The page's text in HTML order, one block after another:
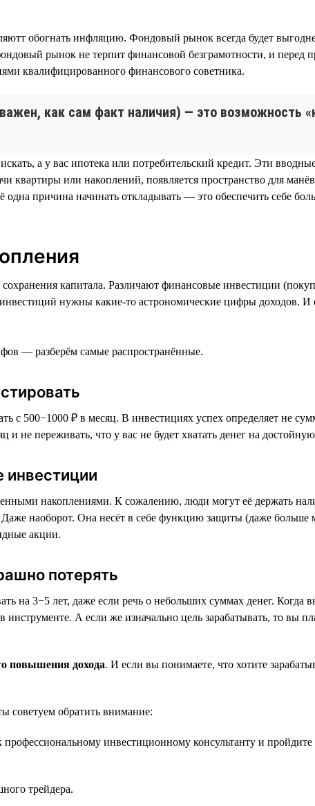
обогнать инфляцию. Фондовый рынок всегда будет
рынок не терпит финансовой безграмотности, и
квалифицированного финансового советника.
как сам факт наличия) — это возможность
а у вас ипотека или потребительский кредит. Эти
квартиры или накоплений, появляется пространство для
причина начинать откладывать — это обеспечить себе
капитала. Различают финансовые инвестиции
нужны какие-то астрономические цифры доходов. И
— разберём самые распространённые.
500−1000 ₽ в месяц. В инвестициях успех определяет не
переживать, что у вас не будет хватать денег на
инвестиции
накоплениями. К сожалению, люди могут её держать
наоборот. Она несёт в себе функцию защиты (даже
акции.
потерять
на 3−5 лет, даже если речь о небольших суммах денег. Когда
А если же изначально цель зарабатывать, то вы
повышения дохода. И если вы понимаете, что хотите
советуем обратить внимание:
профессиональному инвестиционному консультанту и
трейдера.